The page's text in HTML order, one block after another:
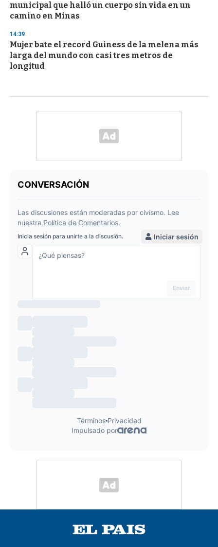
municipal que halló un cuerpo sin vida en un
camino en Minas
14:39
Mujer bate el record Guiness de la melena más
larga del mundo con casi tres metros de
longitud